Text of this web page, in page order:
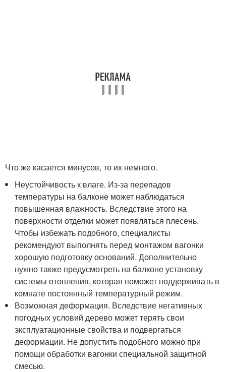
Что же касается минусов, то их немного.
Неустойчивость к влаге. Из-за перепадов
температуры на балконе может наблюдаться
повышенная влажность. Вследствие этого на
поверхности отделки может появляться плесень.
Чтобы избежать подобного, специалисты
рекомендуют выполнять перед монтажом вагонки
хорошую подготовку оснований. Дополнительно
нужно также предусмотреть на балконе установку
системы отопления, которая поможет поддерживать в
комнате постоянный температурный режим.
Возможная деформация. Вследствие негативных
погодных условий дерево может терять свои
эксплуатационные свойства и подвергаться
деформации. Не допустить подобного можно при
помощи обработки вагонки специальной защитной
смесью.